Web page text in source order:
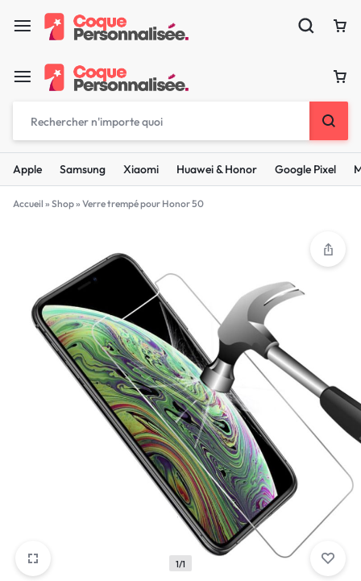
Apple Samsung Xiaomi Huawei & Honor Google Pixel
Accueil » Shop» Verre trempé pour Honor 50
1/1